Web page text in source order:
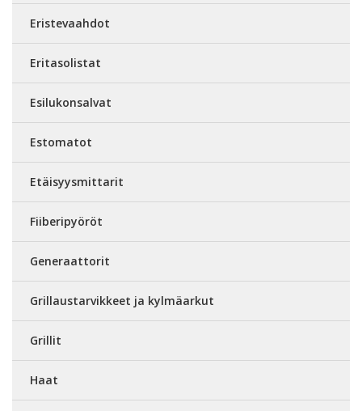
Eristevaahdot
Eritasolistat
Esilukonsalvat
Estomatot
Etäisyysmittarit
Fiiberipyöröt
Generaattorit
Grillaustarvikkeet ja kylmäarkut
Grillit
Haat